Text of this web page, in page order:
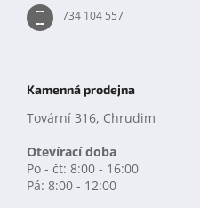
734 104 557
Kamenná prodejna
Tovární 316, Chrudim
Otevírací doba
Po - čt: 8:00 - 16:00
Pá: 8:00 - 12:00